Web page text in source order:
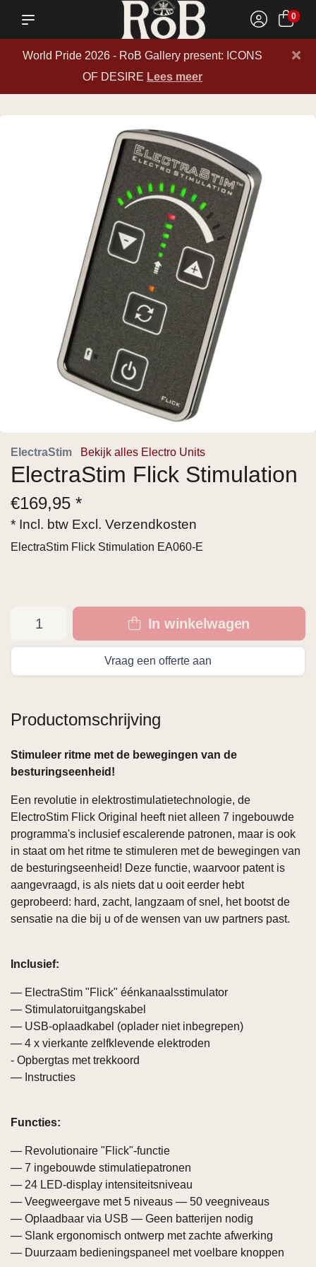
0
World Pride 2026 - RoB Gallery present: ICONS
OF DESIRE Lees meer
×
ElectraStim Bekijk alles Electro Units
ElectraStim Flick Stimulation
€169,95 *
* Incl. btw Excl. Verzendkosten
ElectraStim Flick Stimulation EA060-E
In winkelwagen
Vraag een offerte aan
Productomschrijving
Stimuleer ritme met de bewegingen van de
besturingseenheid!
Een revolutie in elektrostimulatietechnologie, de
ElectroStim Flick Original heeft niet alleen 7 ingebouwde
programma's inclusief escalerende patronen, maar is ook
in staat om het ritme te stimuleren met de bewegingen van
de besturingseenheid! Deze functie, waarvoor patent is
aangevraagd, is als niets dat u ooit eerder hebt
geprobeerd: hard, zacht, langzaam of snel, het bootst de
sensatie na die bij u of de wensen van uw partners past.
Inclusief:
— ElectraStim "Flick" éénkanaalsstimulator
— Stimulatoruitgangskabel
— USB-oplaadkabel (oplader niet inbegrepen)
— 4 x vierkante zelfklevende elektroden
- Opbergtas met trekkoord
— Instructies
Functies:
— Revolutionaire "Flick"-functie
— 7 ingebouwde stimulatiepatronen
— 24 LED-display intensiteitsniveau
— Veegweergave met 5 niveaus — 50 veegniveaus
— Oplaadbaar via USB — Geen batterijen nodig
— Slank ergonomisch ontwerp met zachte afwerking
— Duurzaam bedieningspaneel met voelbare knoppen